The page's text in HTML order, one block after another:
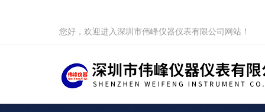
您好，欢迎进入深圳市伟峰仪器仪表有限公司网站！